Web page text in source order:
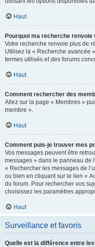
Haut
Pourquoi ma recherche renvoie
Votre recherche renvoie plus de
Utilisez la « Recherche avancée
termes utilisés et des forums
Haut
Comment rechercher des
Allez sur la page « Membres »
membre ».
Haut
Comment puis-je trouver mes
Vos messages peuvent être
messages » dans le panneau de
« Rechercher les messages de
ou bien en cliquant sur le lien «
du forum. Pour rechercher vos
choisissez les paramètres
Haut
Surveillance et favoris
Quelle est la différence entre